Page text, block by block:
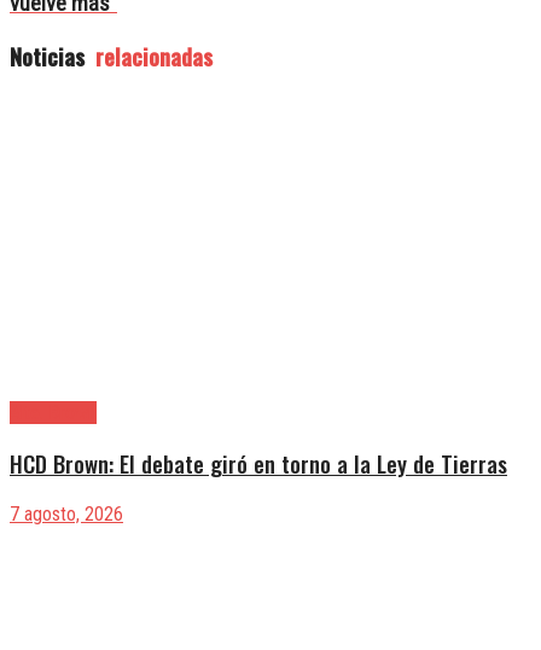
Noticias relacionadas
HCD Brown: El debate giró en torno a la Ley de Tierras
7 agosto, 2026